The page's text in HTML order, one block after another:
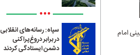
۹ دی ۱۴۰۲) در میدان آیینی امام
•••
سپاه: رسانه‌های انقلابی
در برابر دروغ‌پراکنی
دشمن ایستادگی کردند